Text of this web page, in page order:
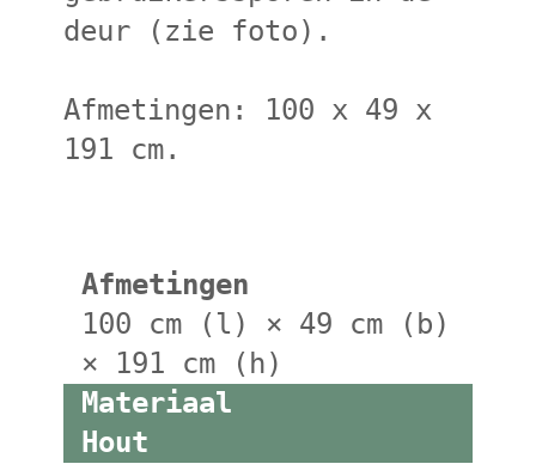
deur (zie foto).
Afmetingen: 100 x 49 x
191 cm.
Afmetingen
100 cm (l) × 49 cm (b)
× 191 cm (h)
Materiaal
Hout